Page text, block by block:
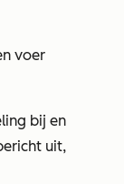
voer
bij en
uit,